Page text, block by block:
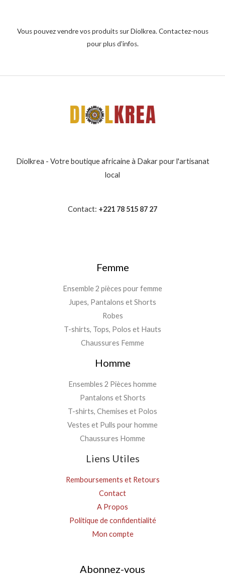
Vous pouvez vendre vos produits sur Diolkrea. Contactez-nous
pour plus d'infos.
Diolkrea - Votre boutique africaine à Dakar pour l'artisanat
local
Contact: +221 78 515 87 27
Femme
Ensemble 2 pièces pour femme
Jupes, Pantalons et Shorts
Robes
T-shirts, Tops, Polos et Hauts
Chaussures Femme
Homme
Ensembles 2 Pièces homme
Pantalons et Shorts
T-shirts, Chemises et Polos
Vestes et Pulls pour homme
Chaussures Homme
Liens Utiles
Remboursements et Retours
Contact
A Propos
Politique de confidentialité
Mon compte
Abonnez-vous